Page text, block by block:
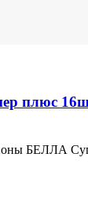
плюс
БЕЛЛА